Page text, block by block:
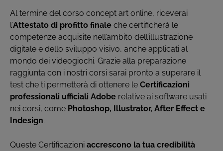
Al termine del corso concept art online, riceverai
l’Attestato di profitto finale che certificherà le
competenze acquisite nell’ambito dell’illustrazione
digitale e dello sviluppo visivo, anche applicati al
mondo dei videogiochi. Grazie alla preparazione
raggiunta con i nostri corsi sarai pronto a superare il
test che ti permetterà di ottenere le Certificazioni
professionali ufficiali Adobe relative ai software usati
nei corsi, come Photoshop, Illustrator, After Effect e
Indesign.
Queste Certificazioni accrescono la tua credibilità